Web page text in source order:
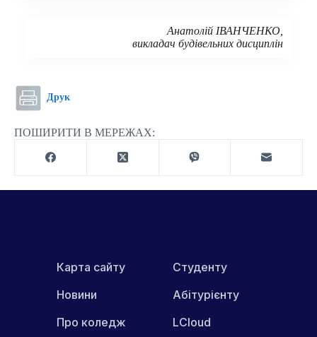
Анатолій ІВАНЧЕНКО,
викладач будівельних дисциплін
Друк
ПОШИРИТИ В МЕРЕЖАХ:
Карта сайту
Новини
Про коледж
Студенту
Абітурієнту
LCloud